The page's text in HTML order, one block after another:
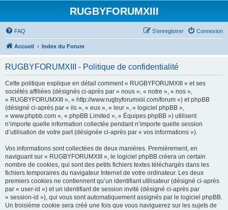
RUGBYFORUMXIII
FAQ Connexion
S’enregistrer
Accueil Index du Forum
RUGBYFORUMXIII - Politique de confidentialité
Cette politique explique en détail comment « RUGBYFORUMXIII » et ses
sociétés affiliées (désignés ci-après par « nous », « notre », « nos »,
« RUGBYFORUMXIII », « http://www.rugbyforumxiii.com/forum ») et phpBB
(désigné ci-après par « ils », « eux », « leur », « logiciel phpBB »,
« www.phpbb.com », « phpBB Limited », « Équipes phpBB ») utilisent
n’importe quelle information collectée pendant n’importe quelle session
d’utilisation de votre part (désignée ci-après par « vos informations »).
Vos informations sont collectées de deux manières. Premièrement, en
naviguant sur « RUGBYFORUMXIII », le logiciel phpBB créera un certain
nombre de cookies, qui sont des petits fichiers textes téléchargés dans les
fichiers temporaires du navigateur Internet de votre ordinateur. Les deux
premiers cookies ne contiennent qu’un identifiant utilisateur (désigné ci-après
par « user-id ») et un identifiant de session invité (désigné ci-après par
« session-id »), qui vous sont automatiquement assignés par le logiciel phpBB.
Un troisième cookie sera créé une fois que vous naviguerez sur les sujets de